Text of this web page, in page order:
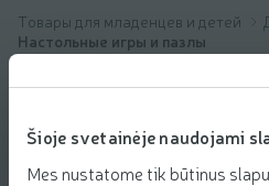
Šioje svetainėje naudojami
Mes nustatome tik būtinus
Товары для младенцев и детей
Настольные игры и пазлы